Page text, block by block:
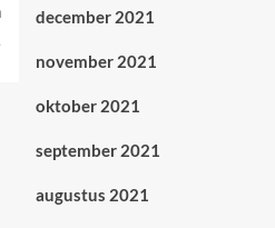
december 2021
november 2021
oktober 2021
september 2021
augustus 2021